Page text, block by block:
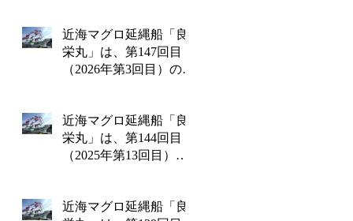
近海マグロ延縄船「良
栄丸」は、第147回目
（2026年第3回目）の操
す!!
近海マグロ延縄船「良
栄丸」は、第144回目
（2025年第13回目）の
ます!!
近海マグロ延縄船「良